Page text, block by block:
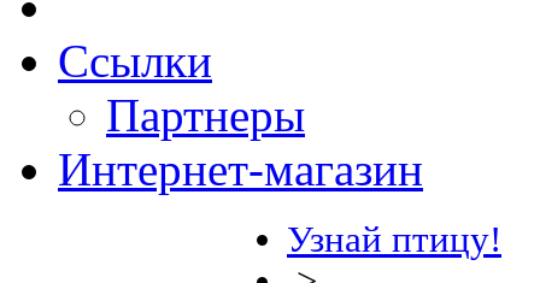
Ссылки
Партнеры
Интернет-магазин
Узнай птицу!